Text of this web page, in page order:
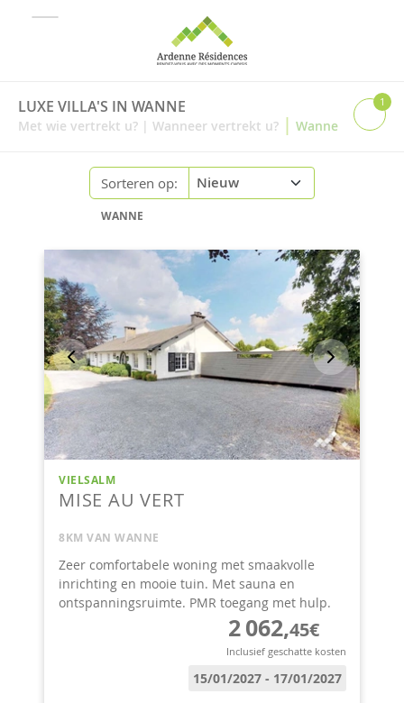
LUXE VILLA'S IN WANNE
Met wie vertrekt u? | Wanneer vertrekt u? | Wanne
1
Sorteren op:
WANNE